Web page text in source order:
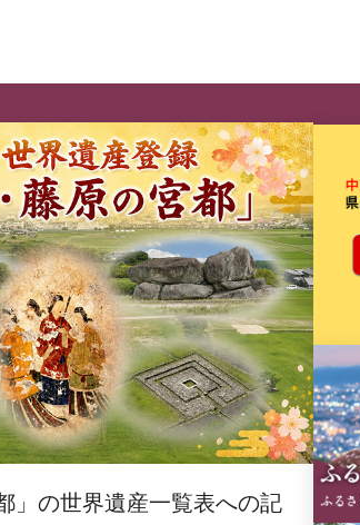
」の世界遺産一覧表への記